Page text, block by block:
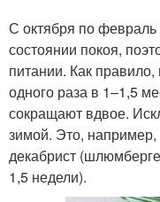
С октября по февраль
состоянии покоя,
питании. Как
одного раза в 1–1,5
сокращают вдвое.
зимой. Это, например,
декабрист
1,5 недели).